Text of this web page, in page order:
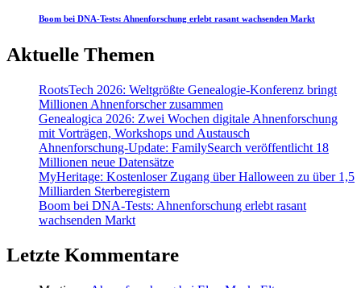
Boom bei DNA-Tests: Ahnenforschung erlebt rasant wachsenden Markt
Aktuelle Themen
RootsTech 2026: Weltgrößte Genealogie-Konferenz bringt
Millionen Ahnenforscher zusammen
Genealogica 2026: Zwei Wochen digitale Ahnenforschung
mit Vorträgen, Workshops und Austausch
Ahnenforschung-Update: FamilySearch veröffentlicht 18
Millionen neue Datensätze
MyHeritage: Kostenloser Zugang über Halloween zu über 1,5
Milliarden Sterberegistern
Boom bei DNA-Tests: Ahnenforschung erlebt rasant
wachsenden Markt
Letzte Kommentare